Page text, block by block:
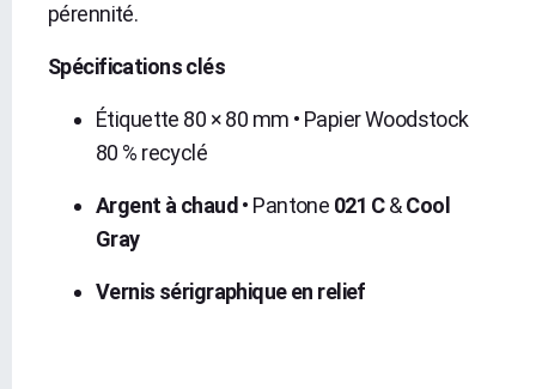
pérennité.
Spécifications clés
Étiquette 80 × 80 mm • Papier Woodstock
80 % recyclé
Argent à chaud • Pantone 021 C&Cool
Gray
Vernis sérigraphique en relief